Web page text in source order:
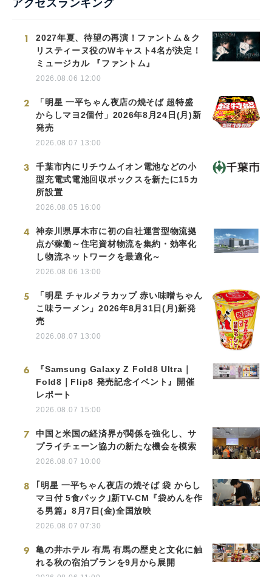
アクセスランキング
1
2027年夏、待望の再演！ファントム＆ク
リスティーヌ役のWキャスト4名が決定！
ミュージカル 『ファントム』
2026.08.06 12:00
2
「明星 一平ちゃん夜店の焼そば 超特盛
からしマヨ2個付」2026年8月24日(月)新
発売
2026.08.07 13:00
3
千葉市内にリチウムイオン電池などの小
型充電式電池回収ボックスを新たに15カ
所設置
2026.08.05 16:00
4
神奈川県厚木市に初の自社運営型物流拠
点が稼働～住宅資材物流を集約・効率化
し物流ネットワークを最適化～
2026.08.06 13:00
5
「明星 チャルメラカップ 赤い味噌ちゃん
こ味ラーメン」2026年8月31日(月)新発
売
2026.08.07 13:00
6
『Samsung Galaxy Z Fold8 Ultra｜
Fold8｜Flip8 発売記念イベント』開催
レポート
2026.08.07 15:00
7
中国と米国の経済界が関係を強化し、サ
プライチェーン協力の新たな機会を模索
2026.08.07 10:00
8
｢明星 一平ちゃん夜店の焼そば 袋 からし
マヨ付 5食パック｣新TV-CM『袋めんを作
る男篇』8月7日(金)全国放映
2026.08.07 07:30
9
亀の井ホテル 有馬 有馬の歴史と文化に触
れる秋の宿泊プランを9月から展開